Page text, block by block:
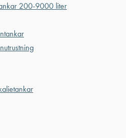
200-9000 liter